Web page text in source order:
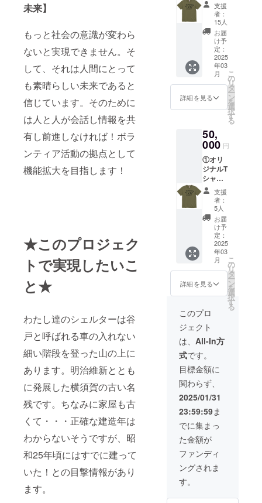
未来】
もっと社会の意識が変わら
ないと実現できません。そ
して、それは人間にとって
も素晴らしい未来であると
信じています。そのために
は人と人が会話し情報を共
有し前進しなければ！ボラ
ンティア活動の拠点として
機能拡大を目指します！
★このプロジェク
トで実現したいこ
と★
わたし達のシェルターは谷
戸と呼ばれる車の入れない
細い階段を登った山の上に
あります。明治維新ととも
に発展した横須賀の古い名
残です。ちなみに家屋も古
くて・・・正確な建造年は
わからないそうですが、昭
和25年頃にはすでに建って
いた！との目撃情報があり
ます。
支援
者：
15人
お届
け予
定：
2025
年03
月
詳細を見る
こ
の
リ
タ
ー
ン
を
選
択
す
る
50,
000 円
①オリ
ジナルT
シャツ
②トー
トバッ
グ ③ポ
スト
カード
とス
テッ
カー ④
プレ
オーブ
ンご招
待 ⑤お
名前の
プレー
トを外
壁に設
置しま
す 保護
活動が
存続す
る限り
掲示い
たしま
す 備考
欄に掲
示希望
のお名
前のご
記入を
お願い
します
ンの日
支援
者：
5人
お届
け予
定：
2025
年03
月
詳細を見る
こ
の
リ
タ
ー
ン
を
選
択
す
る
このプロ
ジェクト
は、 All-In方
式です。
目標金額に
関わらず、
2025/01/31
23:59:59ま
でに集まっ
た金額が
ファンディ
ングされま
す。